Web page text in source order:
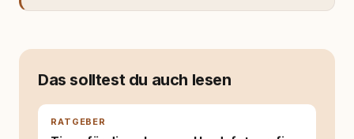
Fachwissen. Der Wendepunkt kam mit meinem
moderner Hundeerziehung
entsteht echte Bindung dort, wo Verständnis
Wissen ersetzt – nicht umgekehrt. Aus dieser
Entwicklung entstand rundum.dog – ein
Das solltest du auch lesen
RATGEBER